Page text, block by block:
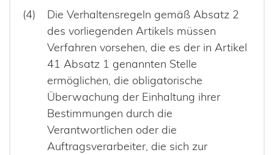
Die Verhaltensregeln gemäß Absatz 2
des vorliegenden Artikels müssen
Verfahren vorsehen, die es der in Artikel
41 Absatz 1 genannten Stelle
ermöglichen, die obligatorische
Überwachung der Einhaltung ihrer
Bestimmungen durch die
Verantwortlichen oder die
Auftragsverarbeiter, die sich zur